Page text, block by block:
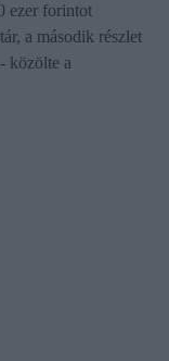
ezer forintot
a második részlet
közölte a